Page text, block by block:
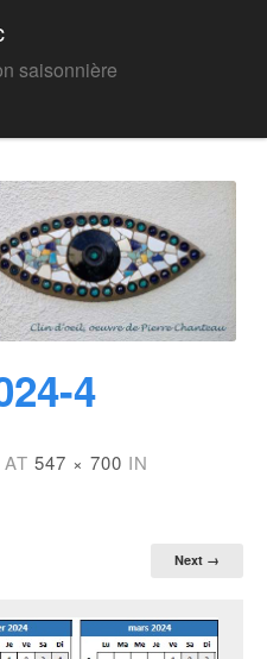
saisonnière
4
AT 547 × 700 IN
Next →